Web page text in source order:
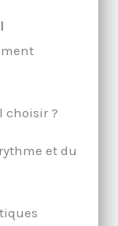
choisir ?
et du